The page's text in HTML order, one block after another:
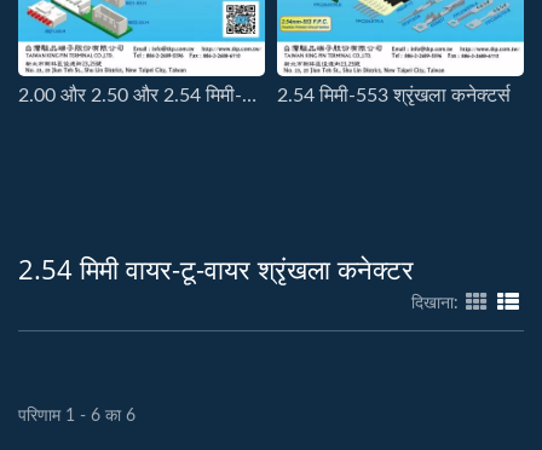
2.00 और 2.50 और 2.54 मिमी-लॉक कनेक्टर 2.54 मिमी-553 श्रृंखला कनेक्टर्स
2.54 मिमी वायर-टू-वायर श्रृंखला कनेक्टर
दिखाना:
परिणाम 1 - 6 का 6